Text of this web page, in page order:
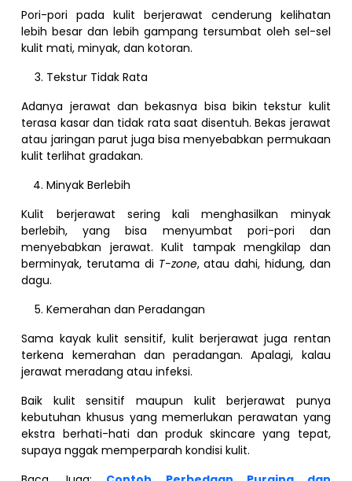
Pori-pori pada kulit berjerawat cenderung kelihatan
lebih besar dan lebih gampang tersumbat oleh sel-sel
kulit mati, minyak, dan kotoran.
Tekstur Tidak Rata
Adanya jerawat dan bekasnya bisa bikin tekstur kulit
terasa kasar dan tidak rata saat disentuh. Bekas jerawat
atau jaringan parut juga bisa menyebabkan permukaan
kulit terlihat gradakan.
Minyak Berlebih
Kulit berjerawat sering kali menghasilkan minyak
berlebih, yang bisa menyumbat pori-pori dan
menyebabkan jerawat. Kulit tampak mengkilap dan
berminyak, terutama di T-zone, atau dahi, hidung, dan
dagu.
Kemerahan dan Peradangan
Sama kayak kulit sensitif, kulit berjerawat juga rentan
terkena kemerahan dan peradangan. Apalagi, kalau
jerawat meradang atau infeksi.
Baik kulit sensitif maupun kulit berjerawat punya
kebutuhan khusus yang memerlukan perawatan yang
ekstra berhati-hati dan produk skincare yang tepat,
supaya nggak memperparah kondisi kulit.